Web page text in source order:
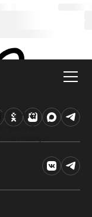
сайте
нужную